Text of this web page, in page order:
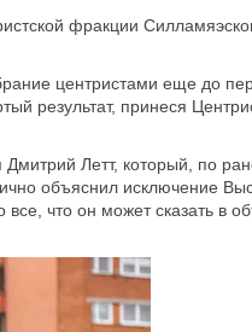
фракции
центристами еще до
результат, принеся
Летт, который, по
объяснил исключение
что он может сказать в